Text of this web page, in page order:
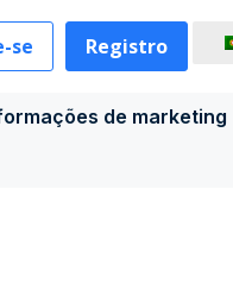
se Registro
de marketing